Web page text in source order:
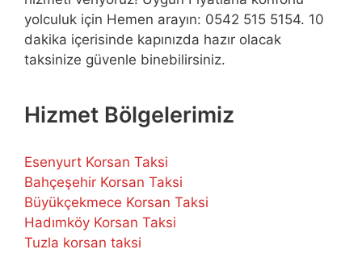
yolculuk için Hemen arayın: 0542 515 5154. 10
dakika içerisinde kapınızda hazır olacak
taksinize güvenle binebilirsiniz.
Hizmet Bölgelerimiz
Esenyurt Korsan Taksi
Bahçeşehir Korsan Taksi
Büyükçekmece Korsan Taksi
Hadımköy Korsan Taksi
Tuzla korsan taksi